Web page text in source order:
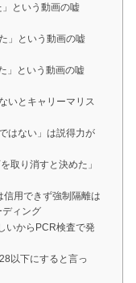
」という動画の嘘
」という動画の嘘
」という動画の嘘
いとキャリーマリス
はない」は説得力が
取り消すと決めた」
信用できず強制隔離は
ディング
いからPCR検査で発
以下にすると言っ